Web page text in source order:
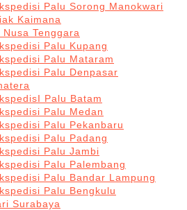
Palu Sorong Manokwari
Kaimana
Nusa Tenggara
Palu Kupang
Palu Mataram
Palu Denpasar
Palu Batam
Palu Medan
Palu Pekanbaru
Palu Padang
Palu Jambi
Palu Palembang
Palu Bandar Lampung
Palu Bengkulu
Surabaya